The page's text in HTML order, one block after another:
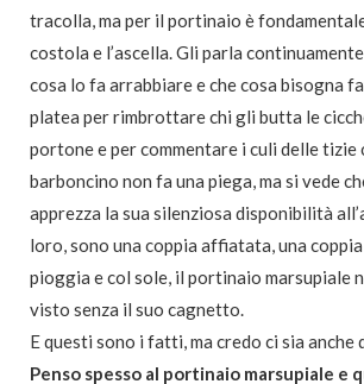
tracolla, ma per il portinaio è
costola e l’ascella. Gli parla
cosa lo fa arrabbiare e che cosa bisogna
platea per rimbrottare chi gli butta le
portone e per commentare i culi delle tizie
barboncino non fa una piega, ma si vede
apprezza la sua silenziosa disponibilità
loro, sono una coppia affiatata, una
pioggia e col sole, il portinaio marsupiale
visto senza il suo cagnetto.
E questi sono i fatti, ma credo ci sia anche
Penso spesso al portinaio marsupiale e